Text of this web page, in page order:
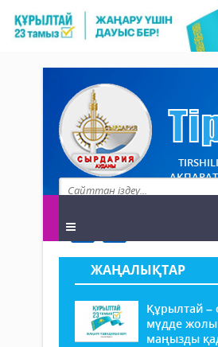
ЖАҢАЛЫҚТАР
Құрылтай –
мүдде
маңызды